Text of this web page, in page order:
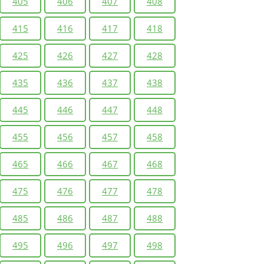
415 416 417 418
425 426 427 428
435 436 437 438
445 446 447 448
455 456 457 458
465 466 467 468
475 476 477 478
485 486 487 488
495 496 497 498